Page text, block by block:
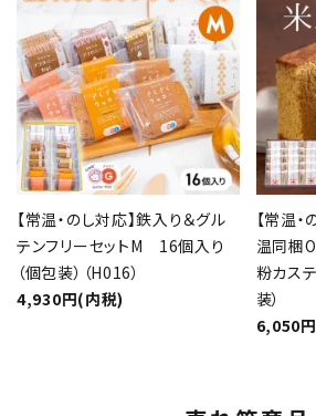
【常温・のし対応】鉄入り＆グル
テンフリーセットM 16個入り
（個包装）（H016）
4,930円(内税)
【常温
温同梱
粉カス
装）
6,050